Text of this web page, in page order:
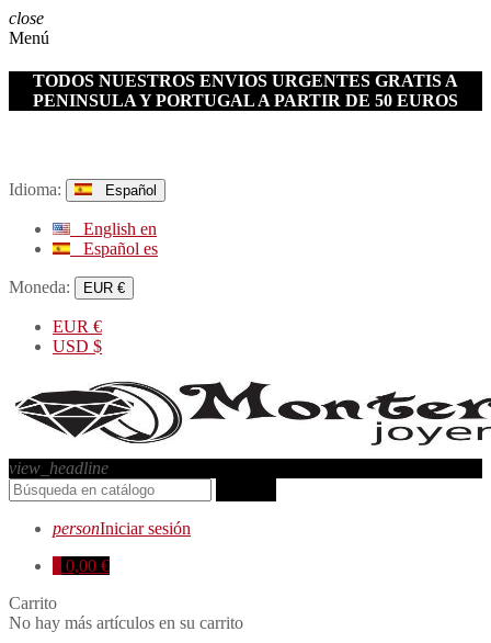
close
Menú
TODOS NUESTROS ENVIOS URGENTES GRATIS A
PENINSULA Y PORTUGAL A PARTIR DE 50 EUROS
Idioma: Español
English en
Español es
Moneda: EUR €
EUR €
USD $
view_headline
personIniciar sesión
0,00 €
Carrito
No hay más artículos en su carrito